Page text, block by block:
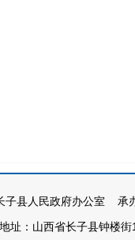
县人民政府办公室 承
址：山西省长子县钟楼